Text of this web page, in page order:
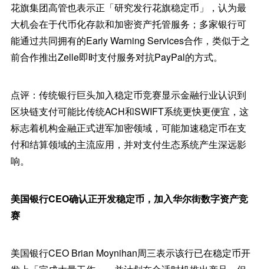
花旗集团高管也表示正「研究发行花旗稳定币」，认为最
大机会在于代币化存款和加密资产托管服务；多家银行可
能通过共同拥有的Early Warning Services合作，类似于之
前合作推出Zelle即时支付服务对抗PayPal的方式。
点评：传统银行巨头加入稳定币竞赛显示金融行业认识到
区块链支付可能比传统ACH和SWIFT系统更快更便宜，这
标志着机构金融正式进军加密领域，可能加速稳定币在支
付和结算领域的主流应用，并对支付生态系统产生深远影
响。
美国银行CEO确认正开发稳定币，加入华尔街数字资产竞
赛
美国银行CEO Brian Moynihan周三表示该行已在稳定币开